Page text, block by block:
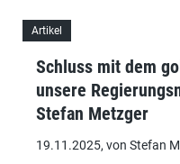
Artikel
Schluss mit dem
unsere
Stefan Metzger
19.11.2025, von Stefan